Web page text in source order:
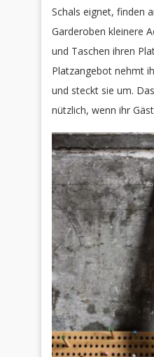
Schals eignet, finden
Garderoben kleinere
und Taschen ihren
Platzangebot nehmt
und steckt sie um.
nützlich, wenn ihr